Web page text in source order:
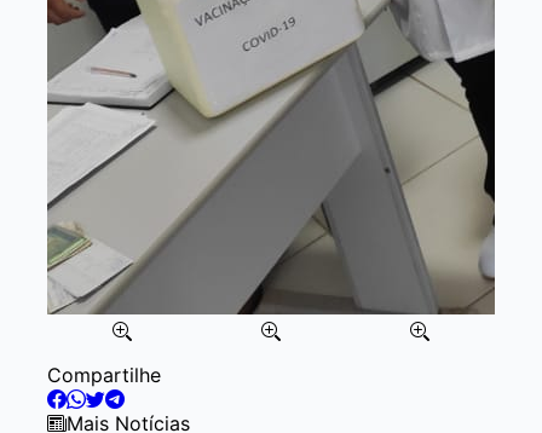
Item
2
of
Compartilhe
Mais Notícias